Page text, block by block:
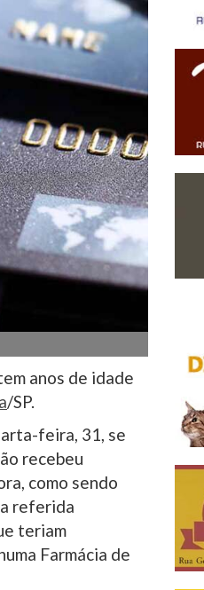
anos de idade
/SP.
feira, 31, se
recebeu
como sendo
referida
teriam
Farmácia de